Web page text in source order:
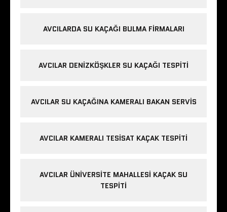
AVCILARDA SU KAÇAĞI BULMA FIRMALARI
AVCILAR DENIZKÖŞKLER SU KAÇAĞI TESPITI
AVCILAR SU KAÇAĞINA KAMERALI BAKAN SERVIS
AVCILAR KAMERALI TESISAT KAÇAK TESPITI
AVCILAR ÜNIVERSITE MAHALLESI KAÇAK SU
TESPITI